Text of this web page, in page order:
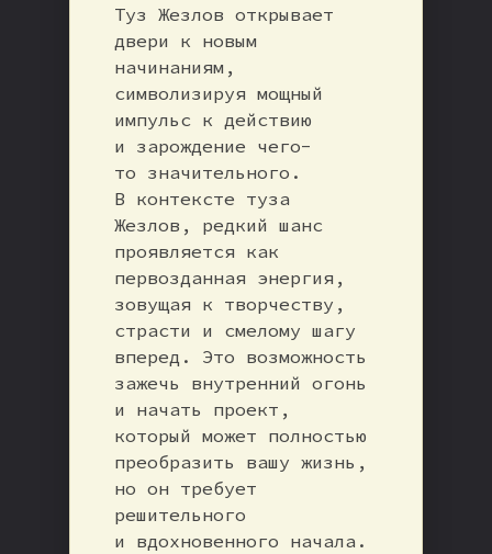
Туз Жезлов открывает
двери к новым
начинаниям,
символизируя мощный
импульс к действию
и зарождение чего-
то значительного.
В контексте туза
Жезлов, редкий шанс
проявляется как
первозданная энергия,
зовущая к творчеству,
страсти и смелому шагу
вперед. Это возможность
зажечь внутренний огонь
и начать проект,
который может полностью
преобразить вашу жизнь,
но он требует
решительного
и вдохновенного начала.